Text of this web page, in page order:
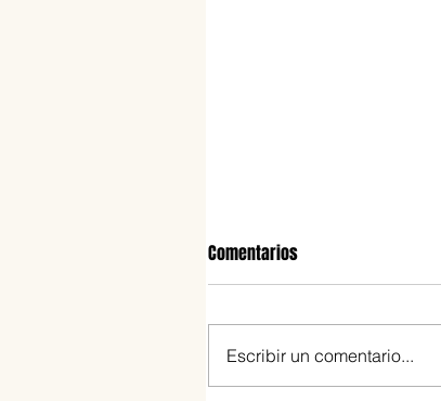
Comentarios
Escribir un comentario...